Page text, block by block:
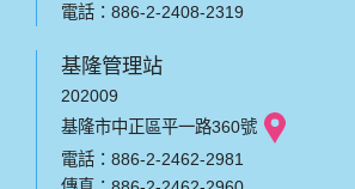
電話：886-2-2408-2319
基隆管理站
202009
基隆市中正區平一路360號
電話：886-2-2462-2981